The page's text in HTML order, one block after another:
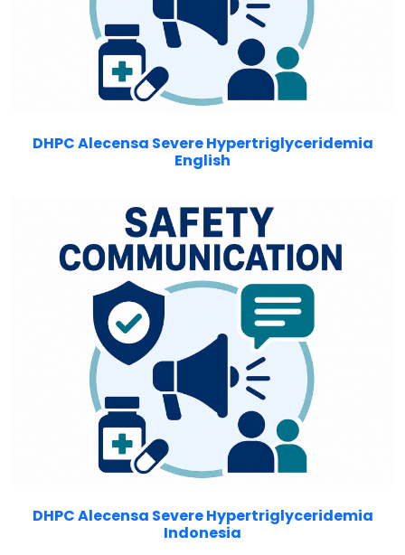
DHPC Alecensa Severe Hypertriglyceridemia
English
DHPC Alecensa Severe Hypertriglyceridemia
Indonesia